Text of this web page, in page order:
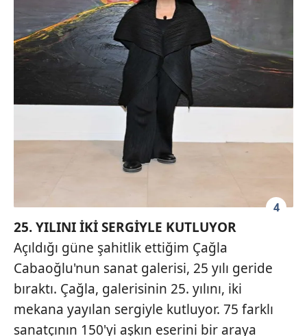
4
25. YILINI İKİ SERGİYLE KUTLUYOR
Açıldığı güne şahitlik ettiğim Çağla
Cabaoğlu'nun sanat galerisi, 25 yılı geride
bıraktı. Çağla, galerisinin 25. yılını, iki
mekana yayılan sergiyle kutluyor. 75 farklı
sanatçının 150'yi aşkın eserini bir araya